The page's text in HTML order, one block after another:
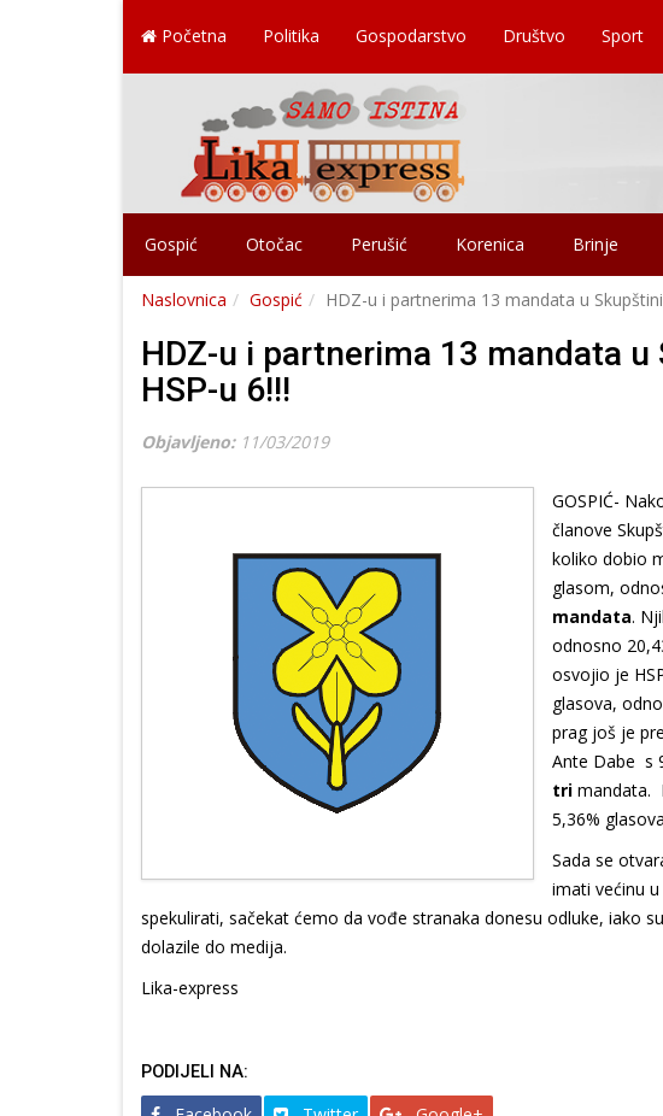
Početna Politika Gospodarstvo Društvo Sport
Gospić Otočac Perušić Korenica Brinje
Naslovnica Gospić HDZ-u i partnerima 13 mandata u
HDZ-u i partnerima 13 mandata
HSP-u 6!!!
Objavljeno: 11/03/2019
GOSPIĆ-
članove
koliko dobio
glasom,
mandata.
odnosno
osvojio je
glasova,
prag još je
Ante Dabe s
tri mandata.
5,36%
Sada se
imati većinu
spekulirati, sačekat ćemo da vođe stranaka donesu odluke, iako
dolazile do medija.
Lika-express
PODIJELI NA: